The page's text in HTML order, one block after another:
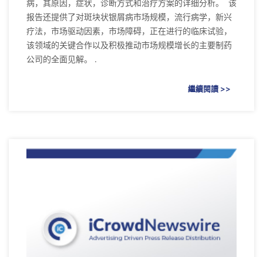
病，其原因，症状，诊断方式和治疗方案的详细分析。 该
报告还提供了对斑块状银屑病市场规模，流行病学，新兴
疗法，市场驱动因素，市场障碍，正在进行的临床试验，
该领域的关键合作以及积极推动市场规模增长的主要制药
公司的全面见解。 .
繼續閱讀 >>